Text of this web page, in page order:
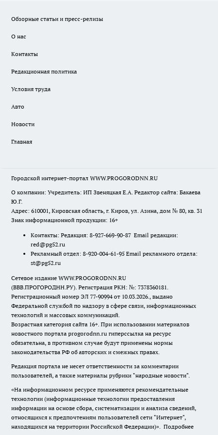
Обзорные статьи и пресс-релизы
О нас
Контакты
Редакционная политика
Условия труда
Авто
Новости
Главная
Городской интернет-портал WWW.PROGORODNN.RU
О компании: Учредитель: ИП Звеняцкая Е.А. Редактор сайта: Бакаева
Ю.Г.
Адрес: 610001, Кировская область, г. Киров, ул. Азина, дом № 80, кв. 31
Знак информационной продукции: 16+
Контакты: Редакция: 8-927-669-90-87 Email редакции:
red@pg52.ru
Рекламный отдел: 8-920-004-61-95 Email рекламного отдела:
st@pg52.ru
Сетевое издание WWW.PROGORODNN.RU
(ВВВ.ПРОГОРОДНН.РУ). Регистрация РКН: №: 7378360181.
Регистрационный номер ЭЛ 77-90994 от 10.03.2026., выдано
Федеральной службой по надзору в сфере связи, информационных
технологий и массовых коммуникаций.
Возрастная категория сайта 16+. При использовании материалов
новостного портала progorodnn.ru гиперссылка на ресурс
обязательна, в противном случае будут применены нормы
законодательства РФ об авторских и смежных правах.
Редакция портала не несет ответственности за комментарии
пользователей, а также материалы рубрики "народные новости".
«На информационном ресурсе применяются рекомендательные
технологии (информационные технологии предоставления
информации на основе сбора, систематизации и анализа сведений,
относящихся к предпочтениям пользователей сети "Интернет",
находящихся на территории Российской Федерации)». Подробнее